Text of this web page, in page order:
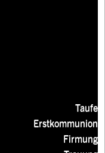
Taufe
Erstkommunion
Firmung